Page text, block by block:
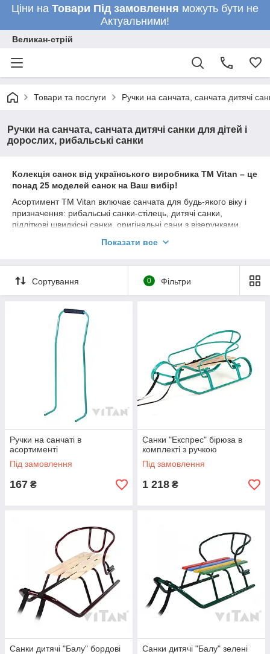
Ціни на Товари Під замовлення можуть бути не
Актуальними!
Великан-стрій
Товари та послуги Ручки на санчата, санчата дитячі
Ручки на санчата, санчата дитячі санки для дітей і
дорослих, рибальські санки
Колекція санок від українського виробника ТМ Vitan – це
понад 25 моделей санок на Ваш вибір!
Асортимент ТМ Vitan включає санчата для будь-якого віку і
призначення: рибальські санки-стілець, дитячі санки,
підліткові швидкісні санки, оригінальні сани з візерунками.
сталь і натуральне дерево. Полімерне покриття надає
Де купити санки для Вашої дитини або для поїздок на
риболовлю? Тепер цю задачу вирішити простіше простого!
Більше не потрібно витрачати час на пошук зимових санок
щоб порадувати Вашої дитину або себе, досить зайти на наш
сайт і Ви зможете вибрати сани з пропонованого
асортименту красивих і якісних санок за прийнятними цінами
Vitan
Показати все
Сортування 0 Фільтри
Ручки на санчаті в
асортименті
Під замовлення
167 ₴
Санки "Експрес" бірюза в
комплекті з ручкою
Під замовлення
1 218 ₴
Санки дитячі "Балу" бордові
Санки дитячі "Балу" зелені